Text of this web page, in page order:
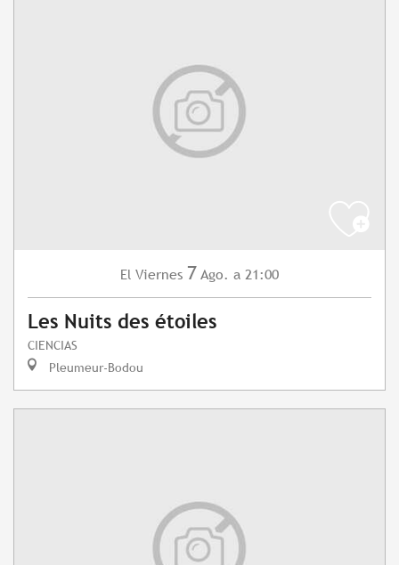
El Viernes 7 Ago. a 21:00
Les Nuits des étoiles
CIENCIAS
Pleumeur-Bodou